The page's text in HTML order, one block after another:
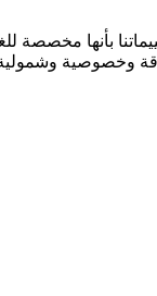
بأنها
وخصوصية